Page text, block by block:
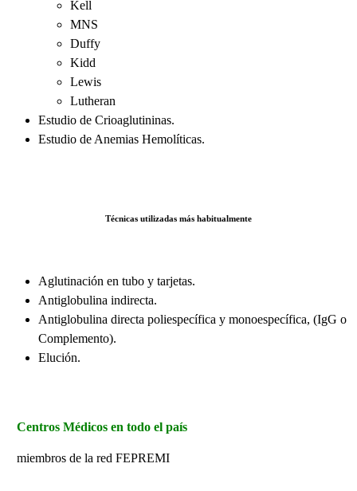
Kell
MNS
Duffy
Kidd
Lewis
Lutheran
Estudio de Crioaglutininas.
Estudio de Anemias Hemolíticas.
Técnicas utilizadas más habitualmente
Aglutinación en tubo y tarjetas.
Antiglobulina indirecta.
Antiglobulina directa poliespecífica y monoespecífica, (IgG o
Complemento).
Elución.
Centros Médicos en todo el país
miembros de la red FEPREMI